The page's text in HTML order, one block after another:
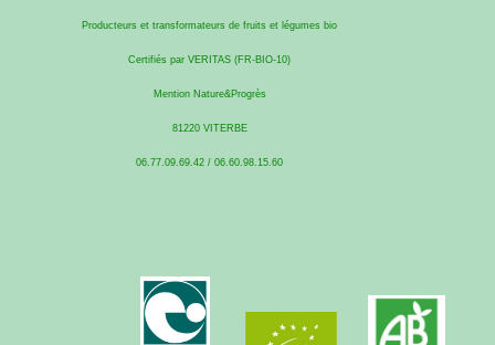
Producteurs et transformateurs de fruits et légumes bio
Certifiés par VERITAS (FR-BIO-10)
Mention Nature&Progrès
81220 VITERBE
06.77.09.69.42 / 06.60.98.15.60